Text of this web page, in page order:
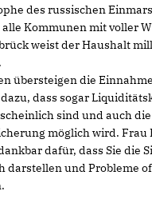
des russischen
Kommunen mit voller
weist der Haushalt
übersteigen die
dass sogar
sind und auch die
möglich wird. Frau
dafür, dass Sie die
darstellen und Probleme